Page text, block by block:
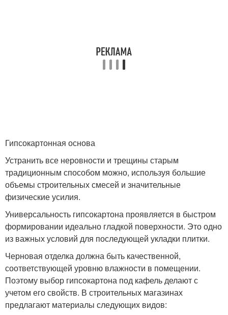
Гипсокартонная основа
Устранить все неровности и трещины старым
традиционным способом можно, используя большие
объемы строительных смесей и значительные
физические усилия.
Универсальность гипсокартона проявляется в быстром
формировании идеально гладкой поверхности. Это одно
из важных условий для последующей укладки плитки.
Черновая отделка должна быть качественной,
соответствующей уровню влажности в помещении.
Поэтому выбор гипсокартона под кафель делают с
учетом его свойств. В строительных магазинах
предлагают материалы следующих видов: